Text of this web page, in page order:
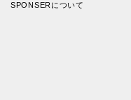
SPONSERについて